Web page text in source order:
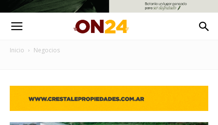
Inicio Negocios